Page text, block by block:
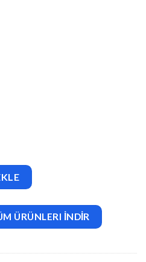
Template Kit adet
ÜRÜNLERI İNDİR